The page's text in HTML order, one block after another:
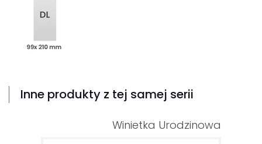
Inne produkty z tej samej serii
Winietka Urodzinowa